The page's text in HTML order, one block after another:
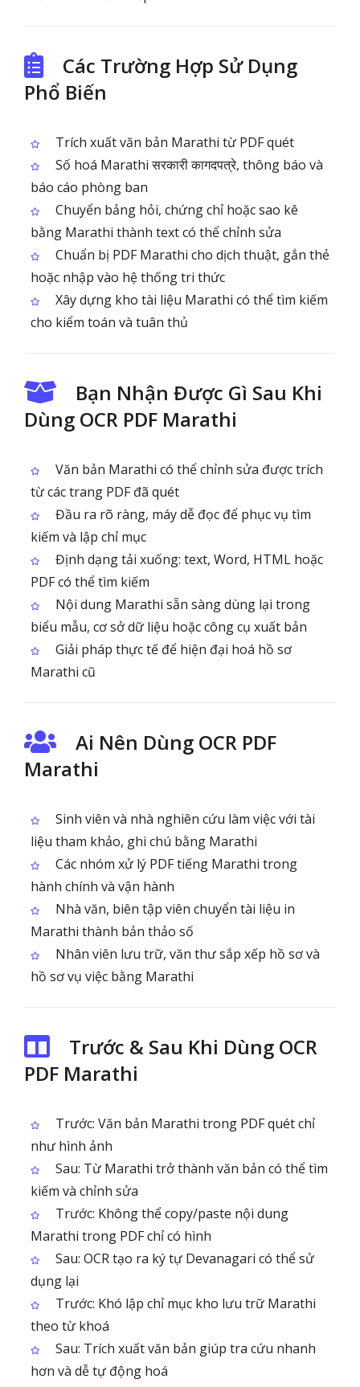
Các Trường Hợp Sử Dụng
Phổ Biến
Trích xuất văn bản Marathi từ PDF quét
Số hoá Marathi सरकारी कागदपत्रे, thông báo và
báo cáo phòng ban
Chuyển bảng hỏi, chứng chỉ hoặc sao kê
bằng Marathi thành text có thể chỉnh sửa
Chuẩn bị PDF Marathi cho dịch thuật, gắn thẻ
hoặc nhập vào hệ thống tri thức
Xây dựng kho tài liệu Marathi có thể tìm kiếm
cho kiểm toán và tuân thủ
Bạn Nhận Được Gì Sau Khi
Dùng OCR PDF Marathi
Văn bản Marathi có thể chỉnh sửa được trích
từ các trang PDF đã quét
Đầu ra rõ ràng, máy dễ đọc để phục vụ tìm
kiếm và lập chỉ mục
Định dạng tải xuống: text, Word, HTML hoặc
PDF có thể tìm kiếm
Nội dung Marathi sẵn sàng dùng lại trong
biểu mẫu, cơ sở dữ liệu hoặc công cụ xuất bản
Giải pháp thực tế để hiện đại hoá hồ sơ
Marathi cũ
Ai Nên Dùng OCR PDF
Marathi
Sinh viên và nhà nghiên cứu làm việc với tài
liệu tham khảo, ghi chú bằng Marathi
Các nhóm xử lý PDF tiếng Marathi trong
hành chính và vận hành
Nhà văn, biên tập viên chuyển tài liệu in
Marathi thành bản thảo số
Nhân viên lưu trữ, văn thư sắp xếp hồ sơ và
hồ sơ vụ việc bằng Marathi
Trước & Sau Khi Dùng OCR
PDF Marathi
Trước: Văn bản Marathi trong PDF quét chỉ
như hình ảnh
Sau: Từ Marathi trở thành văn bản có thể tìm
kiếm và chỉnh sửa
Trước: Không thể copy/paste nội dung
Marathi trong PDF chỉ có hình
Sau: OCR tạo ra ký tự Devanagari có thể sử
dụng lại
Trước: Khó lập chỉ mục kho lưu trữ Marathi
theo từ khoá
Sau: Trích xuất văn bản giúp tra cứu nhanh
hơn và dễ tự động hoá